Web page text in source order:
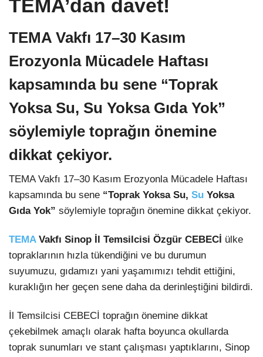
TEMA’dan davet!
TEMA Vakfı 17–30 Kasım
Erozyonla Mücadele Haftası
kapsamında bu sene “Toprak
Yoksa Su, Su Yoksa Gıda Yok”
söylemiyle toprağın önemine
dikkat çekiyor.
TEMA Vakfı 17–30 Kasım Erozyonla Mücadele Haftası
kapsamında bu sene “Toprak Yoksa Su, Su Yoksa
Gıda Yok” söylemiyle toprağın önemine dikkat çekiyor.
TEMAVakfı Sinop İl Temsilcisi Özgür CEBECİ ülke
topraklarının hızla tükendiğini ve bu durumun
suyumuzu, gıdamızı yani yaşamımızı tehdit ettiğini,
kuraklığın her geçen sene daha da derinleştiğini bildirdi.
İl Temsilcisi CEBECİ toprağın önemine dikkat
çekebilmek amaçlı olarak hafta boyunca okullarda
toprak sunumları ve stant çalışması yaptıklarını, Sinop